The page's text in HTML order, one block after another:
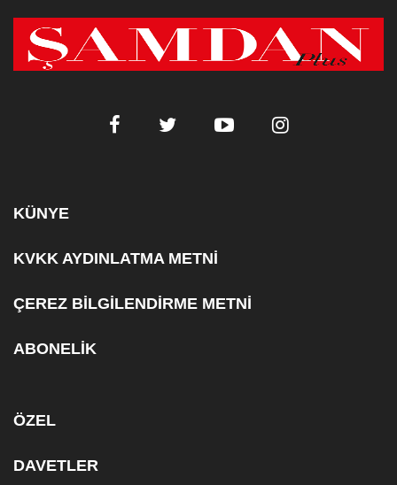
KÜNYE
KVKK AYDINLATMA METNİ
ÇEREZ BİLGİLENDİRME METNİ
ABONELİK
ÖZEL
DAVETLER